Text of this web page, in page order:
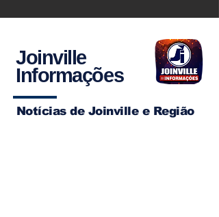
Joinville
Informações
Notícias de Joinville e Região